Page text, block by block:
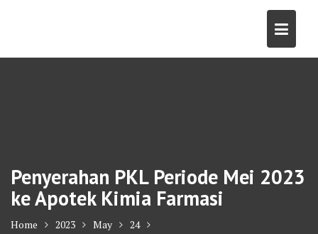
Penyerahan PKL Periode Mei 2023
ke Apotek Kimia Farmasi
Home 2023 May
24